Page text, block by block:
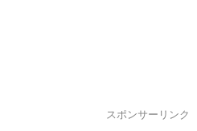
スポンサーリンク